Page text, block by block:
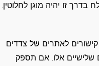
בדרך זו יהיה מוגן לחלוטין.
קישורים לאתרים של צדדים
שלישיים אלו. אם תספק